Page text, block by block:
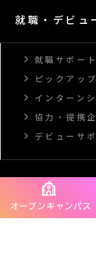
就職・デビュ
就職サポート
ピックアッ
インターン
協力・提携
デビューサ
オープンキャン